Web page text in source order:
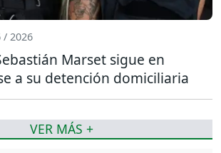
/ 2026
Marset sigue en
a su detención domiciliaria
VER MÁS +